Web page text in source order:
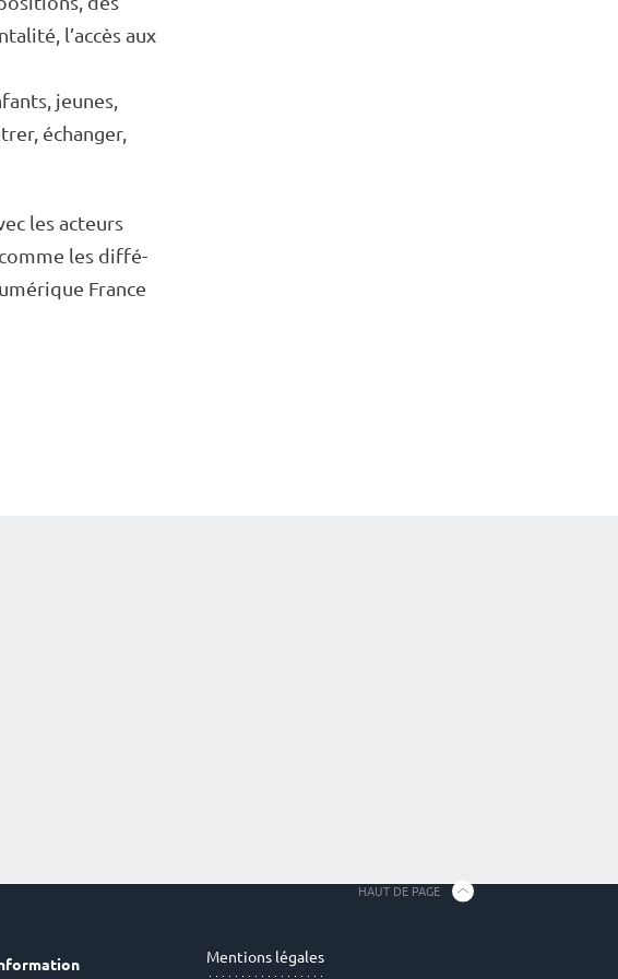
l’ac­cès aux
jeunes,
échan­ger,
les acteurs
les diffé­
France
Mentions légales
HAUT DE PAGE